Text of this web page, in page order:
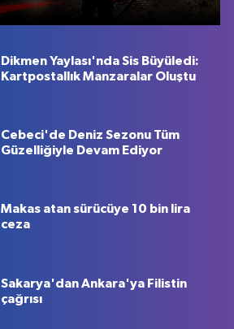
Dikmen Yaylası'nda Sis Büyüledi:
Kartpostallık Manzaralar Oluştu
Cebeci'de Deniz Sezonu Tüm
Güzelliğiyle Devam Ediyor
Makas atan sürücüye 10 bin lira
ceza
Sakarya'dan Ankara'ya Filistin
çağrısı